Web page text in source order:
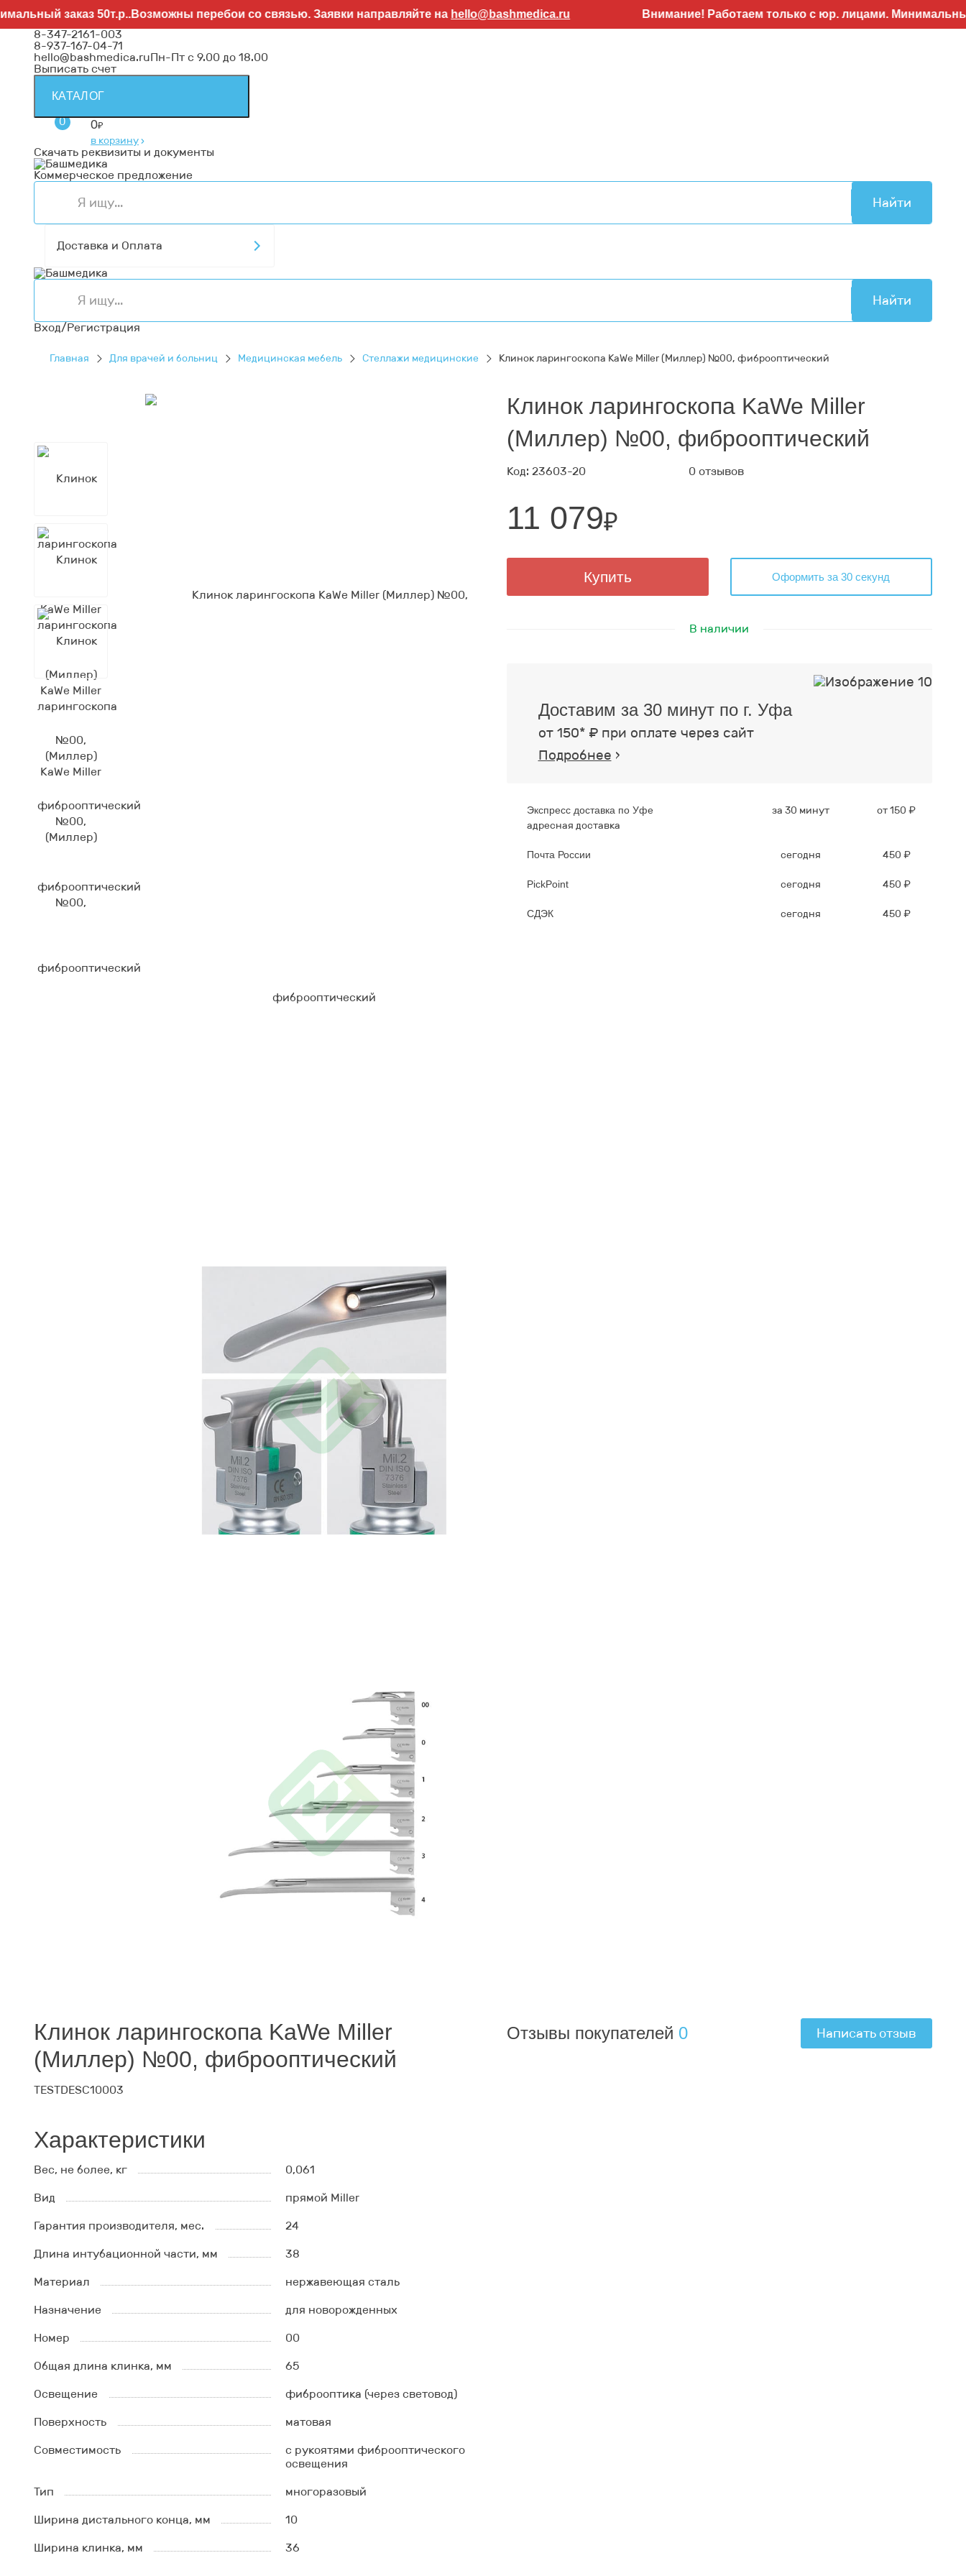
50т.р..Возможны перебои со связью. Заявки направляйте наhello@bashmedica.ru Внимание! Работаем только с юр. лицами. Минимальный заказ
8-347-2161-003
8-937-167-04-71
hello@bashmedica.ruПн-Пт с 9.00 до 18.00
Выписать счет
КАТАЛОГ
0 0₽
в корзину›
Скачать реквизиты и документы
Коммерческое предложение
Найти
Доставка и Оплата
Найти
Вход/Регистрация
Главная Для врачей и больниц Медицинская мебель Стеллажи медицинские Клинок ларингоскопа KaWe Miller (Миллер) №00, фиброоптический
Клинок ларингоскопа KaWe Miller
(Миллер) №00, фиброоптический
Код: 23603-20 0 отзывов
11 079₽
Купить Оформить за 30 секунд
В наличии
Доставим за 30 минут по г. Уфа
от 150* ₽ при оплате через сайт
Подробнее ›
Экспресс доставка по Уфе
адресная доставка
за 30 минут от 150 ₽
Почта России сегодня 450 ₽
PickPoint сегодня 450 ₽
СДЭК сегодня 450 ₽
Клинок ларингоскопа KaWe Miller
(Миллер) №00, фиброоптический
TESTDESC10003
Характеристики
Вес, не более, кг 0,061
Вид прямой Miller
Гарантия производителя, мес. 24
Длина интубационной части, мм 38
Материал нержавеющая сталь
Назначение для новорожденных
Номер 00
Общая длина клинка, мм 65
Освещение фиброоптика (через световод)
Поверхность матовая
Совместимость
с рукоятями фиброоптического
освещения
Тип многоразовый
Ширина дистального конца, мм 10
Ширина клинка, мм 36
Отзывы покупателей 0 Написать отзыв